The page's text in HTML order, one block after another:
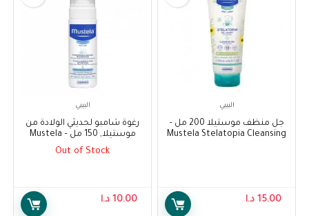
البيبي
جل منظف موستيلا 200 مل –
Mustela Stelatopia Cleansing
15.00 د.ا
البيبي
رغوة شامبو لحديثي الولادة من
موستيلا, 150 مل – Mustela
Foam Shampoo for Newborns
Out of Stock
10.00 د.ا